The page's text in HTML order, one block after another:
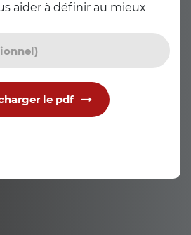
aider à définir au mieux
le pdf